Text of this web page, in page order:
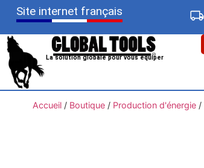
Site internet français
La solution globale pour vous équiper
Accueil/ Boutique/ Production d'énergie/